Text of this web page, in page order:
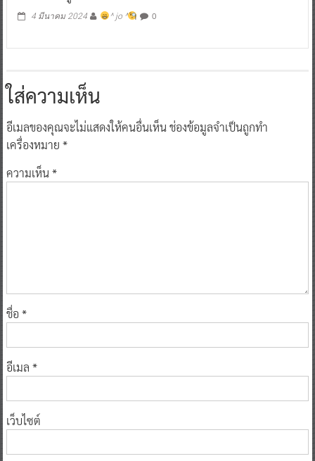
4 มีนาคม 2024 ^ jo ^ 0
ใส่ความเห็น
อีเมลของคุณจะไม่แสดงให้คนอื่นเห็นช่องข้อมูลจำเป็นถูกทำ
เครื่องหมาย *
ความเห็น*
ชื่อ *
อีเมล *
เว็บไซต์